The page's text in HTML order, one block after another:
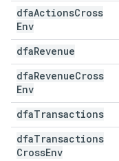
dfaActionsCross
Env
dfaRevenue
dfaRevenueCross
Env
dfaTransactions
dfaTransactions
CrossEnv